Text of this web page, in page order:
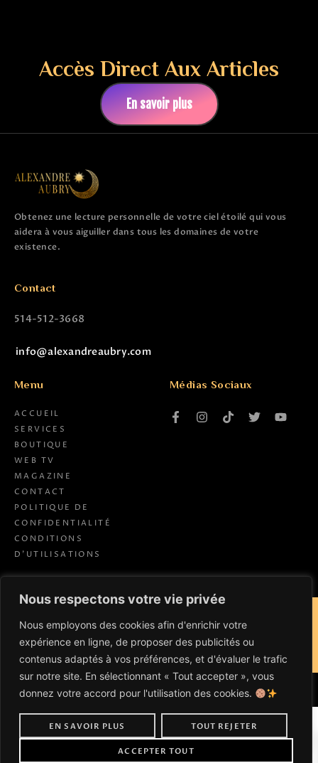
Nous respectons votre vie privée
Nous employons des cookies afin d'enrichir votre
expérience en ligne, de proposer des publicités ou
contenus adaptés à vos préférences, et d'évaluer le trafic
sur notre site. En sélectionnant « Tout accepter », vous
donnez votre accord pour l'utilisation des cookies.
EN SAVOIR PLUS TOUT REJETER
ACCEPTER TOUT
Accès Direct Aux Articles
En savoir plus
Obtenez une lecture personnelle de votre ciel étoilé qui vous
aidera à vous aiguiller dans tous les domaines de votre
existence.
Contact
514-512-3668
info@alexandreaubry.com
Menu
ACCUEIL
SERVICES
BOUTIQUE
WEB TV
MAGAZINE
CONTACT
POLITIQUE DE
CONFIDENTIALITÉ
CONDITIONS
D’UTILISATIONS
Médias Sociaux
SITE WEB créé avec
par
PIMP TA MARQUE